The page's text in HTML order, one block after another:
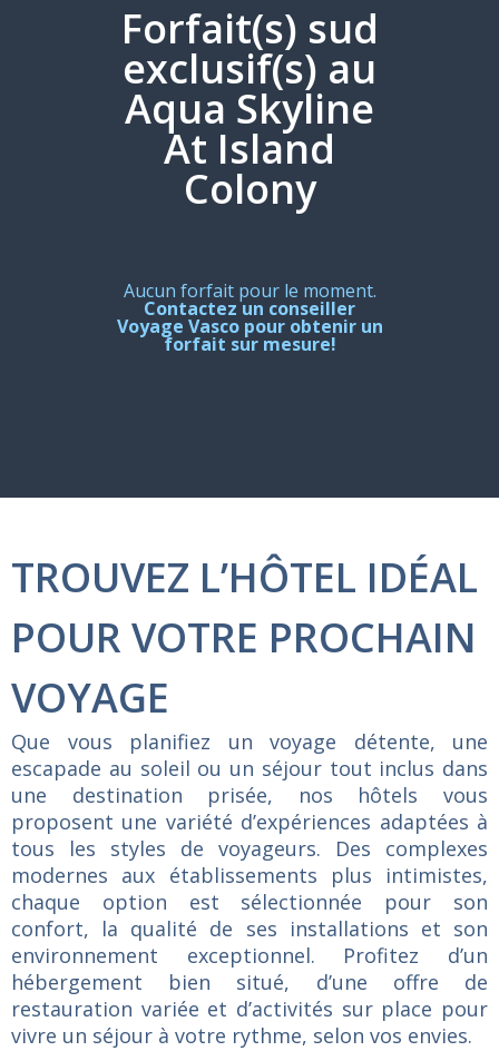
Forfait(s) sud
exclusif(s) au
Aqua Skyline
At Island
Colony
Aucun forfait pour le moment.
Contactez un conseiller
Voyage Vasco pour obtenir un
forfait sur mesure!
TROUVEZ L’HÔTEL IDÉAL
POUR VOTRE PROCHAIN
VOYAGE
Que vous planifiez un voyage détente, une
escapade au soleil ou un séjour tout inclus dans
une destination prisée, nos hôtelsvous
proposent une variété d’expériences adaptées à
tous les styles de voyageurs. Des complexes
modernes aux établissements plus intimistes,
chaque option est sélectionnée pour son
confort, la qualité de ses installations et son
environnement exceptionnel. Profitez d’un
hébergement bien situé, d’une offre de
restauration variée et d’activités sur place pour
vivre un séjour à votre rythme, selon vos envies.